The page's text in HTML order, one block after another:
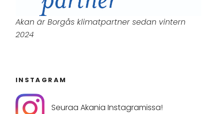
Akan är Borgås klimatpartner sedan vintern
2024
INSTAGRAM
Seuraa Akania Instagramissa!